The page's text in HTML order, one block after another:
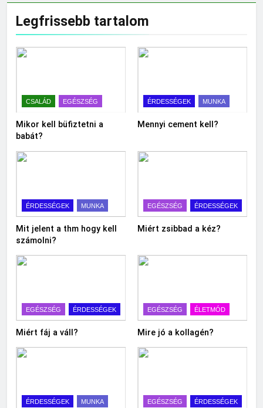
Legfrissebb tartalom
CSALÁD EGÉSZSÉG
Mikor kell büfiztetni a
babát?
ÉRDESSÉGEK MUNKA
Mennyi cement kell?
ÉRDESSÉGEK MUNKA
Mit jelent a thm hogy kell
számolni?
EGÉSZSÉG ÉRDESSÉGEK
Miért zsibbad a kéz?
EGÉSZSÉG ÉRDESSÉGEK
Miért fáj a váll?
EGÉSZSÉG ÉLETMÓD
Mire jó a kollagén?
ÉRDESSÉGEK MUNKA EGÉSZSÉG ÉRDESSÉGEK